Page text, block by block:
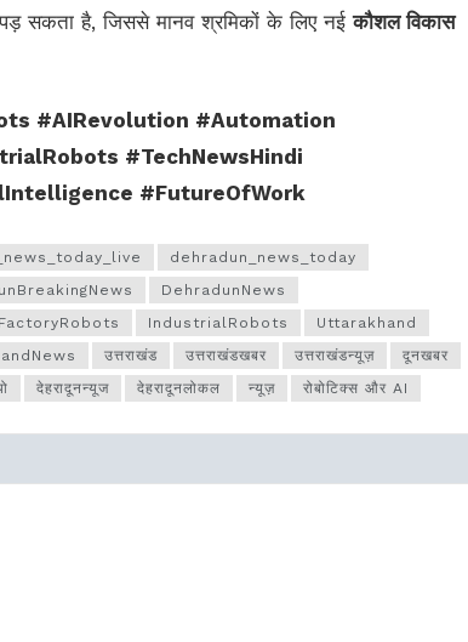
सकता है, जिससे मानव श्रमिकों के लिए नईकौशल विकास
#AIRevolution #Automation
#TechNewsHindi
#FutureOfWork
dehradun_news_today
DehradunNews
FactoryRobots IndustrialRobots
Uttarakhand
उत्तराखंड उत्तराखंडखबर उत्तराखंडन्यूज़
दूनखबर
देहरादूनन्यूज देहरादूनलोकल न्यूज़ रोबोटिक्स और AI